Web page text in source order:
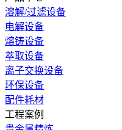
溶解/过滤设备
电解设备
熔铸设备
萃取设备
离子交换设备
环保设备
配件耗材
工程案例